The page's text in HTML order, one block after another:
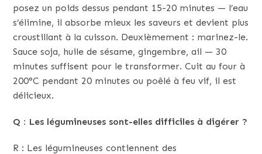
posez un poids dessus pendant 15-20 minutes — l’eau
s’élimine, il absorbe mieux les saveurs et devient plus
croustillant à la cuisson. Deuxièmement : marinez-le.
Sauce soja, huile de sésame, gingembre, ail — 30
minutes suffisent pour le transformer. Cuit au four à
200°C pendant 20 minutes ou poêlé à feu vif, il est
délicieux.
Q : Les légumineuses sont-elles difficiles à digérer ?
R : Les légumineuses contiennent des